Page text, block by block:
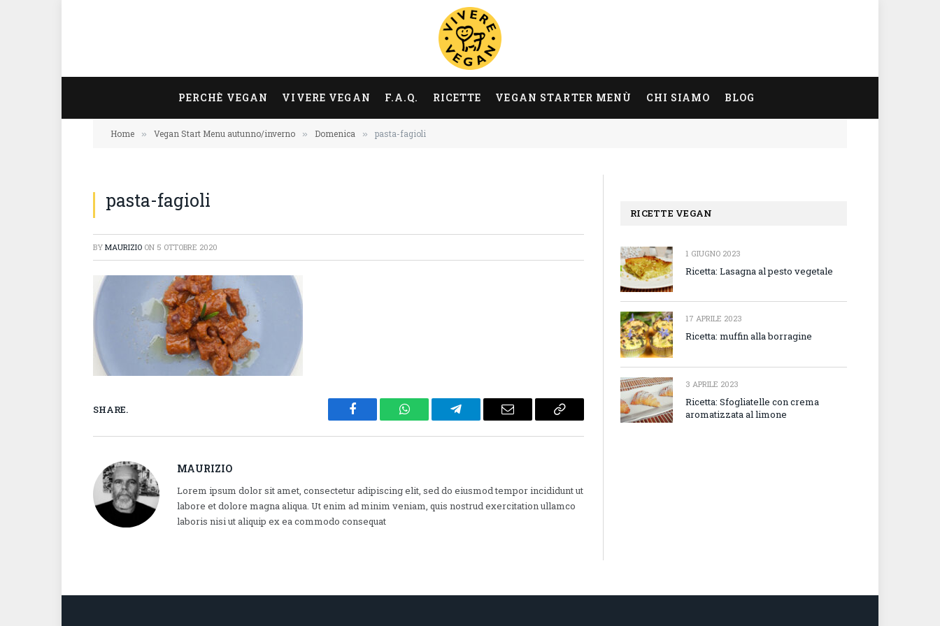
PERCHÈ VEGAN VIVERE VEGAN F.A.Q. RICETTE VEGAN STARTER MENÙ CHI SIAMO BLOG
Home » Vegan Start Menu autunno/inverno » Domenica » pasta-fagioli
pasta-fagioli
BY MAURIZIO ON 5 OTTOBRE 2020
SHARE.
Facebook WhatsAppTelegram Email
Copy
MAURIZIO
Lorem ipsum dolor sit amet, consectetur adipiscing elit, sed do eiusmod tempor incididunt ut
labore et dolore magna aliqua. Ut enim ad minim veniam, quis nostrud exercitation ullamco
laboris nisi ut aliquip ex ea commodo consequat
RICETTE VEGAN
1 GIUGNO 2023
Ricetta: Lasagna al pesto vegetale
17 APRILE 2023
Ricetta: muffin alla borragine
3 APRILE 2023
Ricetta: Sfogliatelle con crema
aromatizzata al limone